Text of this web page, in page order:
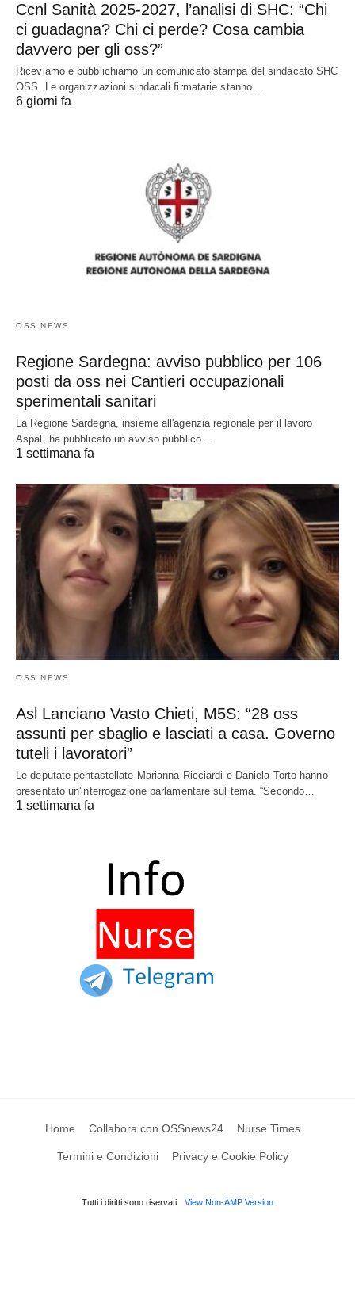
Ccnl Sanità 2025-2027, l’analisi di SHC: “Chi
ci guadagna? Chi ci perde? Cosa cambia
davvero per gli oss?”
Riceviamo e pubblichiamo un comunicato stampa del sindacato SHC
OSS. Le organizzazioni sindacali firmatarie stanno…
6 giorni fa
OSS NEWS
Regione Sardegna: avviso pubblico per 106
posti da oss nei Cantieri occupazionali
sperimentali sanitari
La Regione Sardegna, insieme all'agenzia regionale per il lavoro
Aspal, ha pubblicato un avviso pubblico…
1 settimana fa
OSS NEWS
Asl Lanciano Vasto Chieti, M5S: “28 oss
assunti per sbaglio e lasciati a casa. Governo
tuteli i lavoratori”
Le deputate pentastellate Marianna Ricciardi e Daniela Torto hanno
presentato un'interrogazione parlamentare sul tema. “Secondo…
1 settimana fa
Home Collabora con OSSnews24 Nurse Times
Termini e Condizioni Privacy e Cookie Policy
Tutti i diritti sono riservati View Non-AMP Version